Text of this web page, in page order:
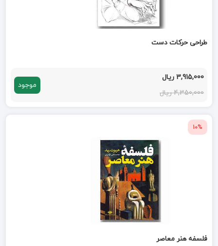
طراحی حرکات دست
3,915,000 ریال
4,350,000 ریال
موجود
10%
فلسفه هنر معاصر